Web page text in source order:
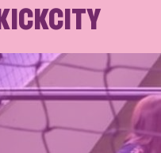
KICKCITY